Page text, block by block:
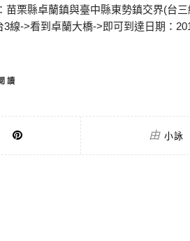
縣卓蘭鎮與臺中縣東勢鎮交界(台三
->看到卓蘭大橋->即可到達日期：
讀
由 小詠